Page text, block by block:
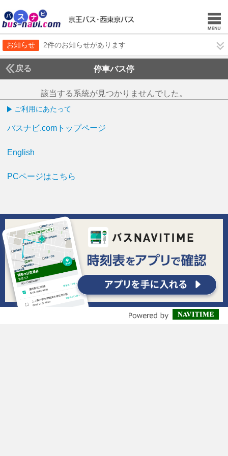
お知らせ 2件のお知らせがあります
戻る 停車バス停
該当する系統が見つかりませんでした。
ご利用にあたって
バスナビ.comトップページ
English
PCページはこちら